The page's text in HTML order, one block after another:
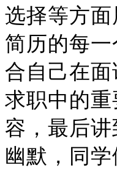
选择等方
简历的每
合自己在
求职中的
容，最后
幽默，同学